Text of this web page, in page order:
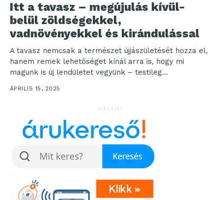
Itt a tavasz – megújulás kívül-
belül zöldségekkel,
vadnövényekkel és kirándulással
A tavasz nemcsak a természet újjászületését hozza el,
hanem remek lehetőséget kínál arra is, hogy mi
magunk is új lendületet vegyünk – testileg...
ÁPRILIS 15, 2025
HIRDETÉS